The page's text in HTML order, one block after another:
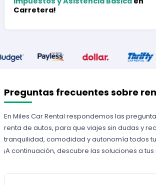
Carretera!
Preguntas frecuentes sobre
En Miles Car Rental respondemos las
renta de autos, para que viajes sin dudas y
tranquilidad, comodidad y autonomía todos
¡A continuación, descubre las soluciones a